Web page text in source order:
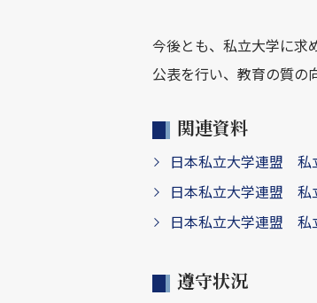
今後とも、私立大学に求
公表を行い、教育の質の
関連資料
日本私立大学連盟 私
日本私立大学連盟 私
日本私立大学連盟 私
遵守状況